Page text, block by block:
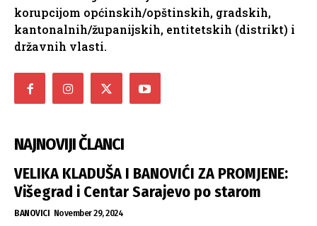
korupcijom općinskih/opštinskih, gradskih,
kantonalnih/županijskih, entitetskih (distrikt) i
državnih vlasti.
NAJNOVIJI ČLANCI
VELIKA KLADUŠA I BANOVIĆI ZA PROMJENE:
Višegrad i Centar Sarajevo po starom
BANOVICI November 29, 2024